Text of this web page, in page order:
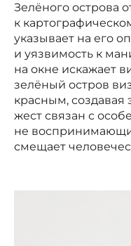
Зелёного острова
к
указывает на его
и уязвимость к
на окне искажает
зелёный остров
красным, создавая
жест связан с
не
смещает